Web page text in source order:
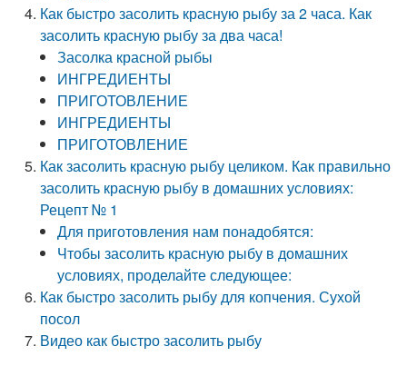
Как быстро засолить красную рыбу за 2 часа. Как
засолить красную рыбу за два часа!
Засолка красной рыбы
ИНГРЕДИЕНТЫ
ПРИГОТОВЛЕНИЕ
ИНГРЕДИЕНТЫ
ПРИГОТОВЛЕНИЕ
Как засолить красную рыбу целиком. Как правильно
засолить красную рыбу в домашних условиях:
Рецепт № 1
Для приготовления нам понадобятся:
Чтобы засолить красную рыбу в домашних
условиях, проделайте следующее:
Как быстро засолить рыбу для копчения. Сухой
посол
Видео как быстро засолить рыбу